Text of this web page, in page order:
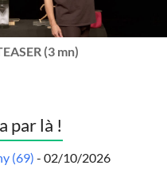
(3 mn)
par là !
(69) - 02/10/2026